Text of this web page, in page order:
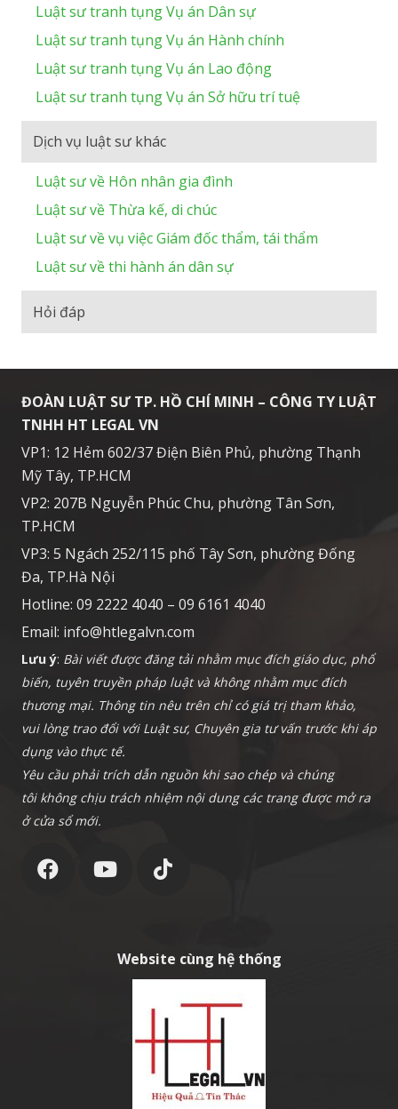
Luật sư tranh tụng Vụ án Dân sự
Luật sư tranh tụng Vụ án Hành chính
Luật sư tranh tụng Vụ án Lao động
Luật sư tranh tụng Vụ án Sở hữu trí tuệ
Dịch vụ luật sư khác
Luật sư về Hôn nhân gia đình
Luật sư về Thừa kế, di chúc
Luật sư về vụ việc Giám đốc thẩm, tái thẩm
Luật sư về thi hành án dân sự
Hỏi đáp
ĐOÀN LUẬT SƯ TP. HỒ CHÍ MINH – CÔNG TY LUẬT
TNHH HT LEGAL VN
VP1: 12 Hẻm 602/37 Điện Biên Phủ, phường Thạnh
Mỹ Tây, TP.HCM
VP2: 207B Nguyễn Phúc Chu, phường Tân Sơn,
TP.HCM
VP3: 5 Ngách 252/115 phố Tây Sơn, phường Đống
Đa, TP.Hà Nội
Hotline: 09 2222 4040 – 09 6161 4040
Email: info@htlegalvn.com
Lưu ý: Bài viết được đăng tải nhằm mục đích giáo dục, phổ
biến, tuyên truyền pháp luật và không nhằm mục đích
thương mại. Thông tin nêu trên chỉ có giá trị tham khảo,
vui lòng trao đổi với Luật sư, Chuyên gia tư vấn trước khi áp
dụng vào thực tế.
Yêu cầu phải trích dẫn nguồn khi sao chép và chúng
tôi không chịu trách nhiệm nội dung các trang được mở ra
ở cửa sổ mới.
Website cùng hệ thống